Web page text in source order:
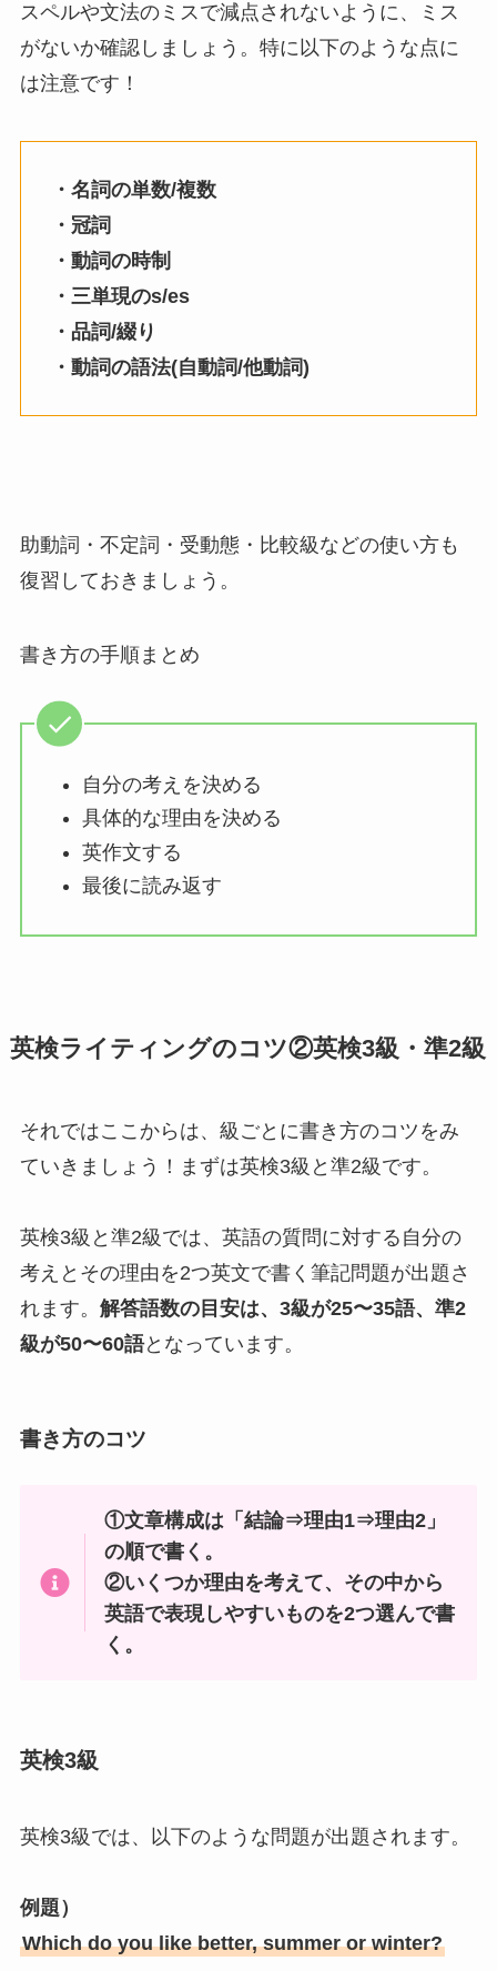
スペルや文法のミスで減点されないように、ミス
がないか確認しましょう。特に以下のような点に
は注意です！
・名詞の単数/複数
・冠詞
・動詞の時制
・三単現のs/es
・品詞/綴り
・動詞の語法(自動詞/他動詞)
助動詞・不定詞・受動態・比較級などの使い方も
復習しておきましょう。
書き方の手順まとめ
自分の考えを決める
具体的な理由を決める
英作文する
最後に読み返す
英検ライティングのコツ②英検3級・準2級
それではここからは、級ごとに書き方のコツをみ
ていきましょう！まずは英検3級と準2級です。
英検3級と準2級では、英語の質問に対する自分の
考えとその理由を2つ英文で書く筆記問題が出題さ
れます。 解答語数の目安は、3級が25〜35語、準2
級が50〜60語となっています。
書き方のコツ
①文章構成は「結論⇒理由1⇒理由2」
の順で書く。
②いくつか理由を考えて、その中から
英語で表現しやすいものを2つ選んで書
く。
英検3級
英検3級では、以下のような問題が出題されます。
例題）
Which do you like better, summer or winter?